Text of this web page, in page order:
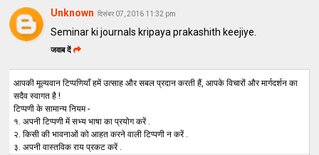
Unknown दिसंबर 07, 2016 11:32 pm
Seminar ki journals kripaya prakashith keejiye.
जवाब दें
आपकी मूल्यवान टिप्पणियाँ हमें उत्साह और सबल प्रदान करती हैं, आपके विचारों और मार्गदर्शन का
सदैव स्वागत है !
टिप्पणी के सामान्य नियम -
१. अपनी टिप्पणी में सभ्य भाषा का प्रयोग करें .
२. किसी की भावनाओं को आहत करने वाली टिप्पणी न करें .
३. अपनी वास्तविक राय प्रकट करें .